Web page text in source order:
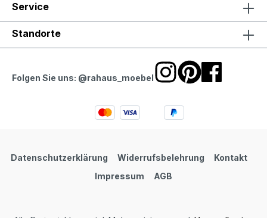
Service
Standorte
Folgen Sie uns: @rahaus_moebel
Datenschutzerklärung Widerrufsbelehrung
Kontakt
Impressum
AGB